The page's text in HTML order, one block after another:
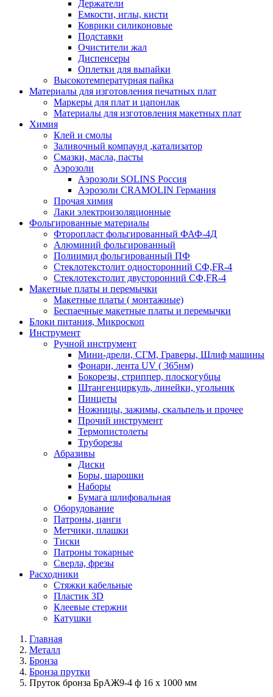
Держатели
Емкости, иглы, кисти
Коврики силиконовые
Подставки
Очистители жал
Диспенсеры
Оплетки для выпайки
Высокотемпературная пайка
Материалы для изготовления печатных плат
Маркеры для плат и цапонлак
Материалы для изготовления макетных плат
Химия
Клей и смолы
Заливочный компаунд ,катализатор
Смазки, масла, пасты
Аэрозоли
Аэрозоли SOLINS Россия
Аэрозоли CRAMOLIN Германия
Прочая химия
Лаки электроизоляционные
Фольгированные материалы
Фторопласт фольгированный ФАФ-4Д
Алюминий фольгированный
Полиимид фольгированный ПФ
Стеклотекстолит односторонний CФ,FR-4
Стеклотекстолит двусторонний СФ,FR-4
Макетные платы и перемычки
Макетные платы ( монтажные)
Беспаечные макетные платы и перемычки
Блоки питания, Микроскоп
Инструмент
Ручной инструмент
Мини-дрели, СГМ, Граверы, Шлиф машины
Фонари, лента UV ( 365нм)
Бокорезы, cтриппер, плоскогубцы
Штангенциркуль, линейки, угольник
Пинцеты
Ножницы, зажимы, скальпель и прочее
Прочий инструмент
Термопистолеты
Труборезы
Абразивы
Диски
Боры, шарошки
Наборы
Бумага шлифовальная
Оборудование
Патроны, цанги
Метчики, плашки
Тиски
Патроны токарные
Сверла, фрезы
Расходники
Стяжки кабельные
Пластик 3D
Клеевые стержни
Катушки
Главная
Металл
Бронза
Бронза прутки
Пруток бронза БрАЖ9-4 ф 16 х 1000 мм